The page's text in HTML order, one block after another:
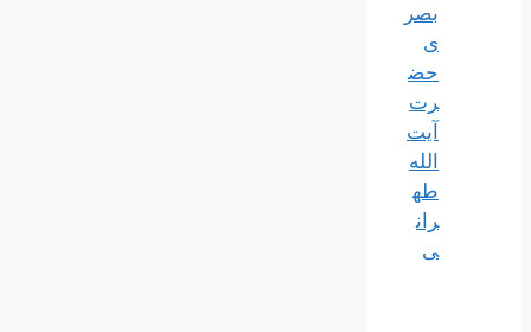
بصر
ی
حض
رت
آیت
الله
طه
ران
ی